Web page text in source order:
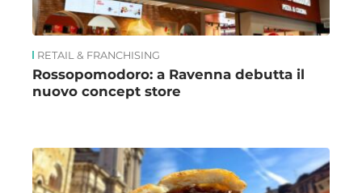
RETAIL & FRANCHISING
Rossopomodoro: a Ravenna debutta il
nuovo concept store